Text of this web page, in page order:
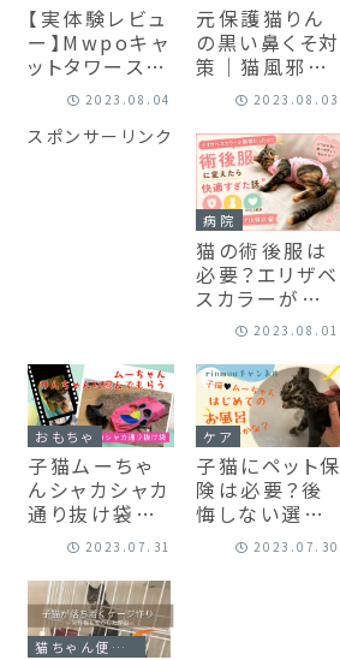
【実体験レビュ
ー】Mwpoキャ
ットタワースタ
ジアムは安定
感抜群！大型
猫・多頭飼いで
2023.08.04
元保護猫りん
の黒い鼻くそ対
策｜猫風邪の
後遺症とケア
方法＋おすす
め爪とぎでスト
レス発散
2023.08.03
スポンサーリンク
病院
猫の術後服は
必要？エリザベ
スカラーが危
ない時の代替
と選び方【体験
談】
2023.08.01
おもちゃ
子猫ムーちゃ
んシャカシャカ
通り抜け袋で
大興奮♪遊び
方を紹介【動画
あり】
2023.07.31
ケア
子猫にペット保
険は必要？後
悔しない選び
方と加入した
理由【体験談＋
2023.07.30
猫ちゃん便利グッズ